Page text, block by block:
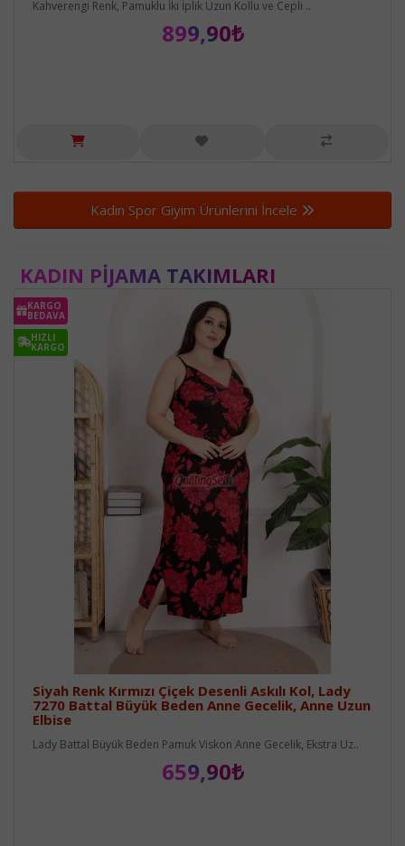
Kahverengi Renk, Pamuklu İki İplik Uzun Kollu ve Cepli ..
899,90₺
Kadın Spor Giyim Ürünlerini İncele
KADIN PIJAMA TAKIMLARI
KARGO
BEDAVA
HIZLI
KARGO
Siyah Renk Kırmızı Çiçek Desenli Askılı Kol, Lady
7270 Battal Büyük Beden Anne Gecelik, Anne Uzun
Elbise
Lady Battal Büyük Beden Pamuk Viskon Anne Gecelik, Ekstra Uz..
659,90₺